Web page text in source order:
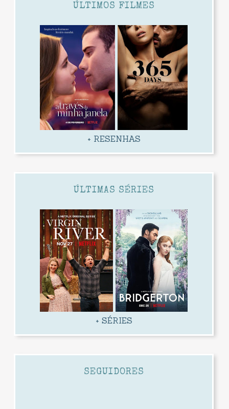
ÚLTIMOS FILMES
+ RESENHAS
ÚLTIMAS SÉRIES
+ SÉRIES
SEGUIDORES